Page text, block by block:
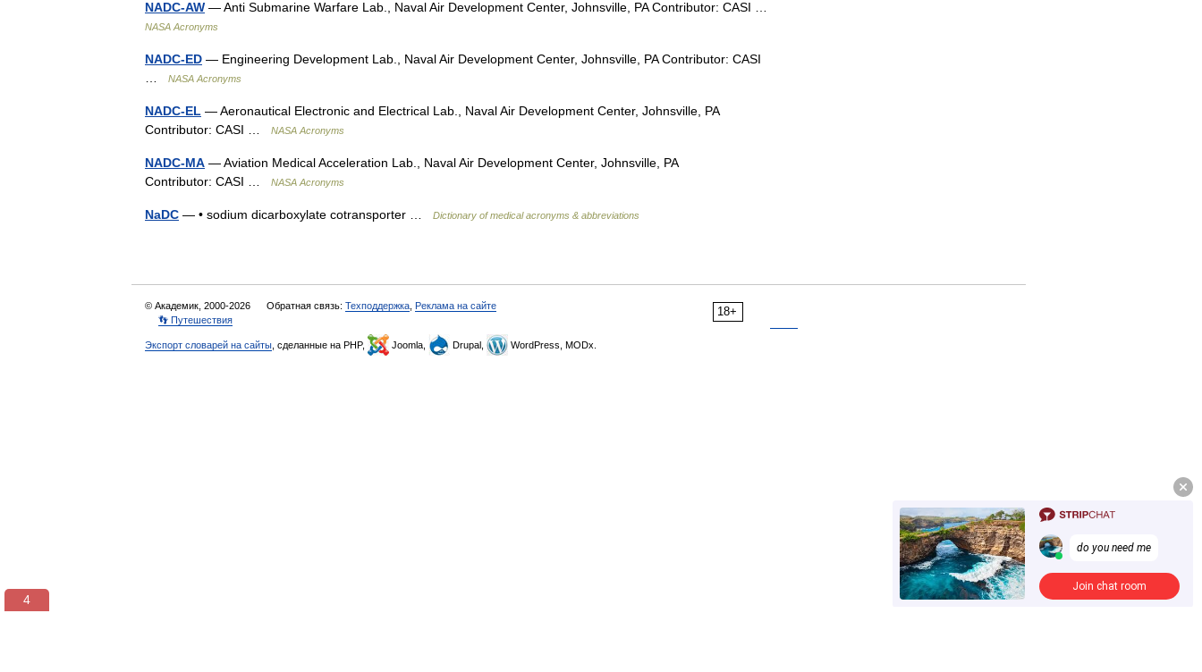
NADC-AW — Anti Submarine Warfare Lab., Naval Air Development Center, Johnsville, PA Contributor: CASI …
NASA Acronyms
NADC-ED — Engineering Development Lab., Naval Air Development Center, Johnsville, PA Contributor: CASI
NASA Acronyms
NADC-EL — Aeronautical Electronic and Electrical Lab., Naval Air Development Center, Johnsville, PA
Contributor: CASI …
NASA Acronyms
NADC-MA — Aviation Medical Acceleration Lab., Naval Air Development Center, Johnsville, PA
Contributor: CASI …
NASA Acronyms
NaDC — • sodium dicarboxylate cotransporter … Dictionary of medical acronyms & abbreviations
18+
© Академик, 2000-2026 Обратная связь: Техподдержка Реклама на сайте
👣 Путешествия
Экспорт словарей на сайты , сделанные на PHP, Joomla, Drupal, WordPress, MODx.
3